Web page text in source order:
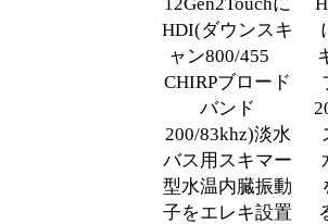
HDI(ダウンスキ
ャン800/455
CHIRPブロード
バンド
200/83khz)淡水
バス用スキマー
型水温内臓振動
子をエレキ設置